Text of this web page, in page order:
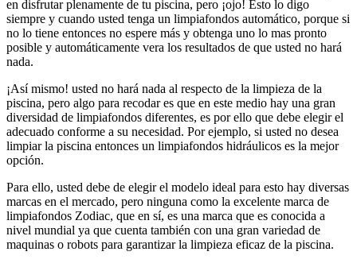
en disfrutar plenamente de tu piscina, pero ¡ojo! Esto lo digo
siempre y cuando usted tenga un limpiafondos automático, porque si
no lo tiene entonces no espere más y obtenga uno lo mas pronto
posible y automáticamente vera los resultados de que usted no hará
nada.
¡Así mismo! usted no hará nada al respecto de la limpieza de la
piscina, pero algo para recodar es que en este medio hay una gran
diversidad de limpiafondos diferentes, es por ello que debe elegir el
adecuado conforme a su necesidad. Por ejemplo, si usted no desea
limpiar la piscina entonces un limpiafondos hidráulicos es la mejor
opción.
Para ello, usted debe de elegir el modelo ideal para esto hay diversas
marcas en el mercado, pero ninguna como la excelente marca de
limpiafondos Zodiac, que en sí, es una marca que es conocida a
nivel mundial ya que cuenta también con una gran variedad de
maquinas o robots para garantizar la limpieza eficaz de la piscina.